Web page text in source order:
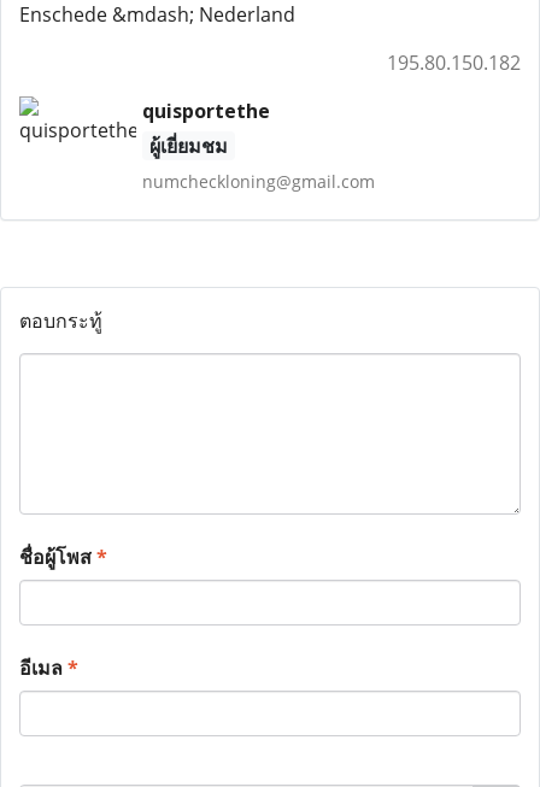
Enschede &mdash; Nederland
195.80.150.182
quisportethe
ผู้เยี่ยมชม
numcheckloning@gmail.com
ตอบกระทู้
ชื่อผู้โพส*
อีเมล*